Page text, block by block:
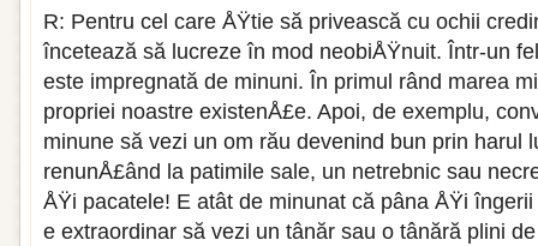
R: Pentru cel care ÅŸtie să privească cu ochii
încetează să lucreze în mod neobiÅŸnuit. Într-un
este impregnată de minuni. În primul rând marea
propriei noastre existenÅ£e. Apoi, de exemplu,
minune să vezi un om rău devenind bun prin harul
renunÅ£ând la patimile sale, un netrebnic sau
ÅŸi pacatele! E atât de minunat că pâna ÅŸi
e extraordinar să vezi un tânăr sau o tânără plini